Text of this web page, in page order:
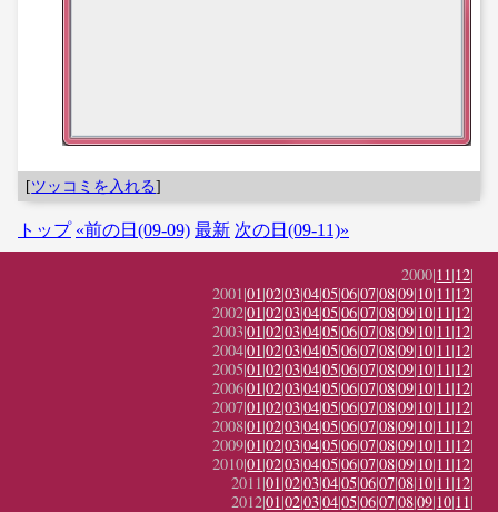
[ツッコミを入れる]
トップ «前の日(09-09) 最新 次の日(09-11)»
2000|11|12|
2001|01|02|03|04|05|06|07|08|09|10|11|12|
2002|01|02|03|04|05|06|07|08|09|10|11|12|
2003|01|02|03|04|05|06|07|08|09|10|11|12|
2004|01|02|03|04|05|06|07|08|09|10|11|12|
2005|01|02|03|04|05|06|07|08|09|10|11|12|
2006|01|02|03|04|05|06|07|08|09|10|11|12|
2007|01|02|03|04|05|06|07|08|09|10|11|12|
2008|01|02|03|04|05|06|07|08|09|10|11|12|
2009|01|02|03|04|05|06|07|08|09|10|11|12|
2010|01|02|03|04|05|06|07|08|09|10|11|12|
2011|01|02|03|04|05|06|07|08|10|11|12|
2012|01|02|03|04|05|06|07|08|09|10|11|